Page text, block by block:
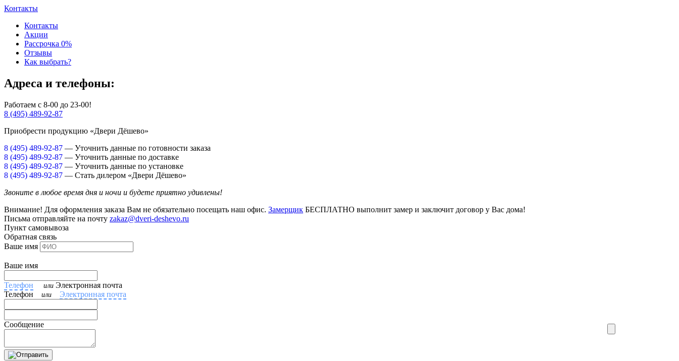
Контакты
Контакты
Акции
Рассрочка 0%
Отзывы
Как выбрать?
Адреса и телефоны:
Работаем с 8-00 до 23-00!
8 (495) 489-92-87
Приобрести продукцию «Двери Дёшево»
8 (495) 489-92-87 — Уточнить данные по готовности заказа
8 (495) 489-92-87 — Уточнить данные по доставке
8 (495) 489-92-87 — Уточнить данные по установке
8 (495) 489-92-87 — Стать дилером «Двери Дёшево»
Звоните в любое время дня и ночи и будете приятно удивлены!
Внимание! Для оформления заказа Вам не обязательно посещать наш офис. Замерщик БЕСПЛАТНО выполнит замер и заключит договор у Вас дома!
Письма отправляйте на почту zakaz@dveri-deshevo.ru
Пункт самовывоза
Обратная связь
Ваше имя
Ваше имя
Телефон или Электронная почта
Телефон или Электронная почта
Сообщение